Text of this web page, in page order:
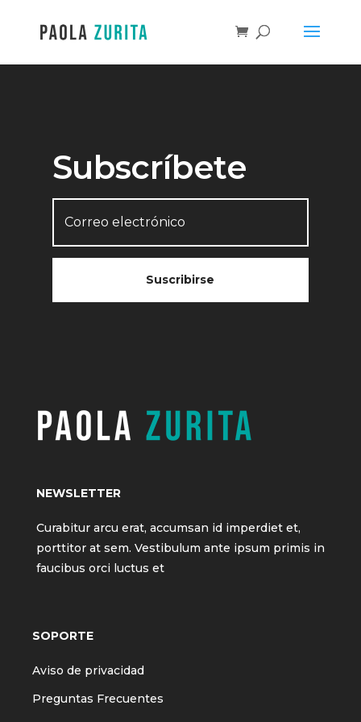
Subscríbete
Suscribirse
NEWSLETTER
Curabitur arcu erat, accumsan id imperdiet et,
porttitor at sem. Vestibulum ante ipsum primis in
faucibus orci luctus et
SOPORTE
Aviso de privacidad
Preguntas Frecuentes